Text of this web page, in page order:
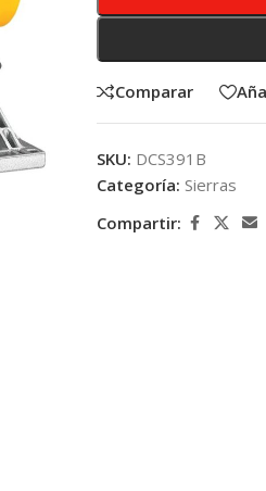
Comparar
SKU: DCS391B
Categoría: Sierras
Compartir: